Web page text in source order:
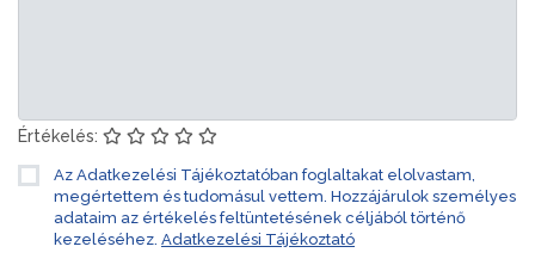
Értékelés:
Az Adatkezelési Tájékoztatóban foglaltakat elolvastam,
megértettem és tudomásul vettem. Hozzájárulok személyes
adataim az értékelés feltüntetésének céljából történő
kezeléséhez. Adatkezelési Tájékoztató